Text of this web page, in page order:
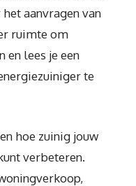
aanvragen van
ruimte om
en lees je een
te
hoe zuinig jouw
verbeteren.